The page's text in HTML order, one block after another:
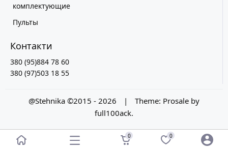
0 0
комплектующие
Пульты
Контакти
380 (95)884 78 60
380 (97)503 18 55
@Stehnika ©2015 - 2026 | Theme: Prosale by
full100ack.